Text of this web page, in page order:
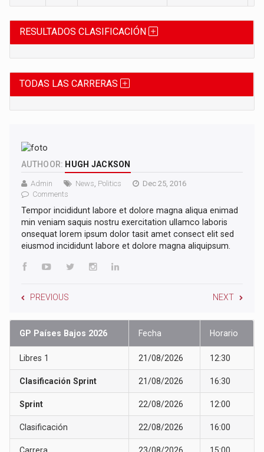
RESULTADOS CLASIFICACIÓN
TODAS LAS CARRERAS
AUTHOOR: HUGH JACKSON
Admin News Politics
Dec 25, 2016
Comments
Tempor incididunt labore et dolore magna aliqua enimad
min veniam saquis nostru exercitation ullamco laboris
onsequat lorem ipsum dolor tasit amet consect elit sed
eiusmod incididunt labore et dolore magna aliquipsum.
PREVIOUS NEXT
GP Países Bajos 2026 Fecha Horario
Libres 1 21/08/2026 12:30
Clasificación Sprint 21/08/2026 16:30
Sprint 22/08/2026 12:00
Clasificación 22/08/2026 16:00